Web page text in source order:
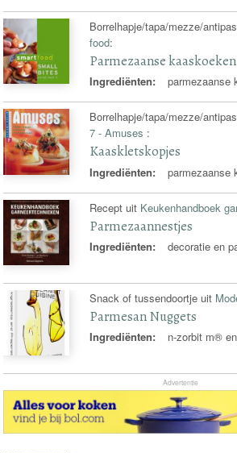
Borrelhapje/tapa/mezze/
food:
Parmezaanse kaaskoeken
Ingrediënten: parmezaanse
Borrelhapje/tapa/mezze/
7 - Amuses :
Kaaskletskopjes
Ingrediënten: parmezaanse
Recept uit Keukenhandboek
Parmezaannestjes
Ingrediënten: decoratie en
Snack of tussendoortje uit
Parmesan Nuggets
Ingrediënten: n-zorbit m®
Advertentie